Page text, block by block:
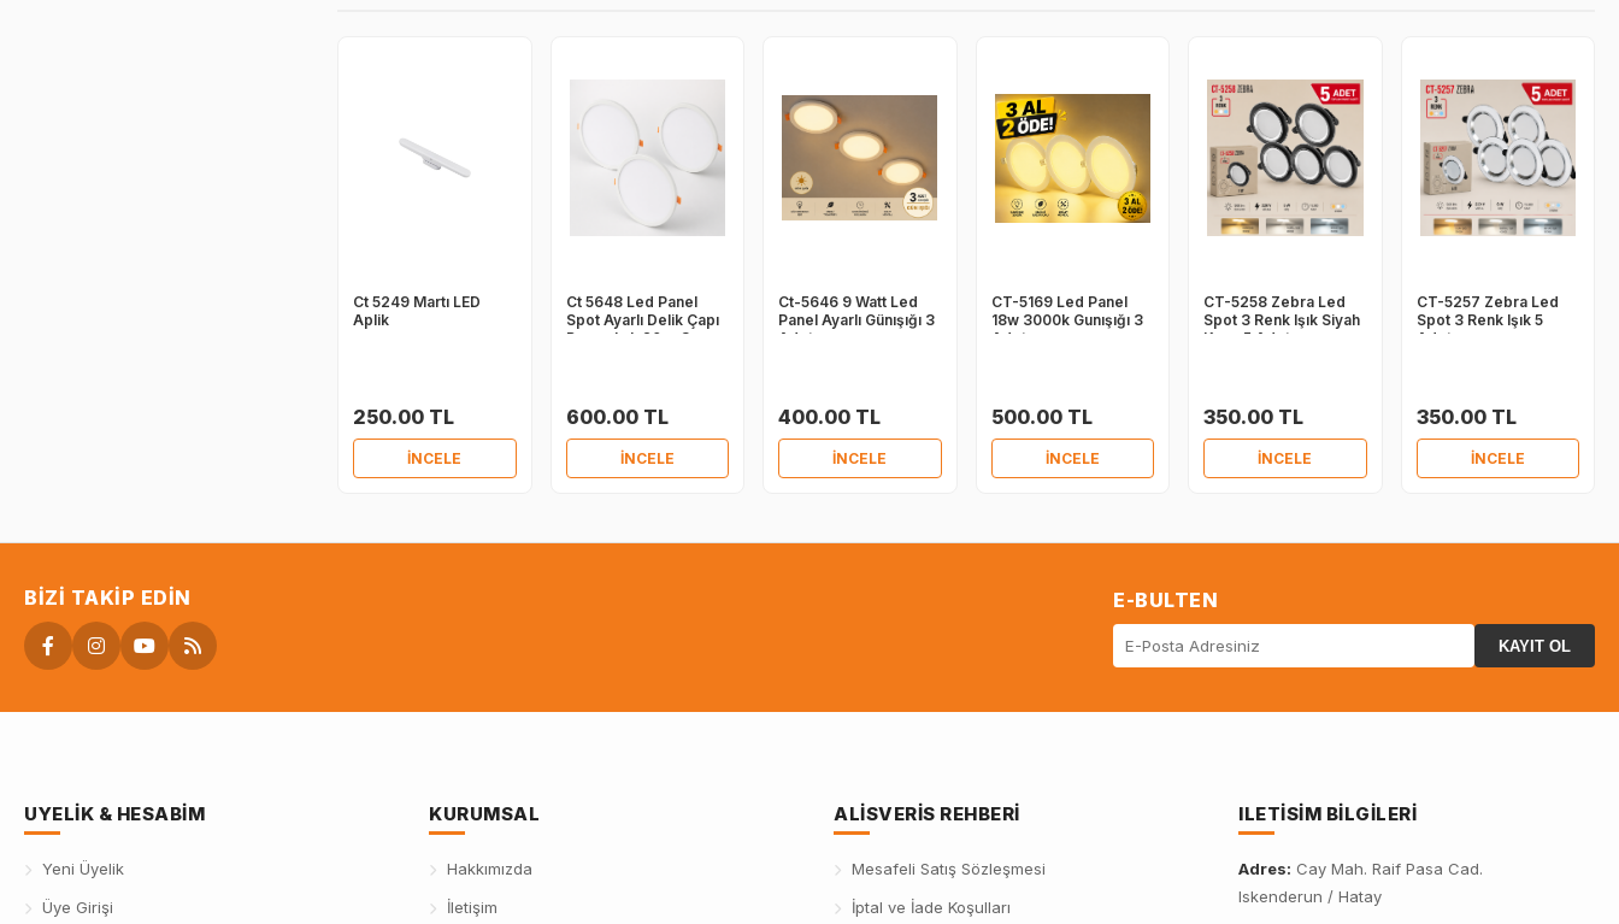
Ct 5249 Martı LED
Aplik
250.00 TL
İNCELE
Ct 5648 Led Panel
Spot Ayarlı Delik Çapı
Beyaz Işık 20 w 3
600.00 TL
İNCELE
Ct-5646 9 Watt Led
Panel Ayarlı Günışığı 3
Adet
400.00 TL
İNCELE
CT-5169 Led Panel
18w 3000k Gunışığı 3
Adet
500.00 TL
İNCELE
CT-5258 Zebra Led
Spot 3 Renk Işık Siyah
Kasa 5 Adet
350.00 TL
İNCELE
CT-5257 Zebra Led
Spot 3 Renk Işık 5
Adet
350.00 TL
İNCELE
BIZI TAKIP EDIN E-BULTEN
KAYIT OL
UYELIK & HESABIM
Yeni Üyelik
Üye Girişi
KURUMSAL
Hakkımızda
İletişim
ALISVERIS REHBERI
Mesafeli Satış Sözleşmesi
İptal ve İade Koşulları
ILETISIM BILGILERI
Adres: Cay Mah. Raif Pasa Cad.
Iskenderun / Hatay